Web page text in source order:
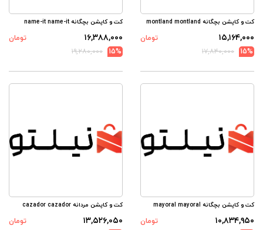
کت و کاپشن بچگانه montland montland
۱۵,۱۶۴,۰۰۰
تومان
15%
۱۷,۸۴۰,۰۰۰
کت و کاپشن بچگانه name-it name-it
۱۶,۳۸۸,۰۰۰
تومان
15%
۱۹,۲۸۰,۰۰۰
کت و کاپشن بچگانه mayoral mayoral
۱۰,۸۳۴,۹۵۰
تومان
کت و کاپشن مردانه cazador cazador
۱۳,۵۲۶,۰۵۰
تومان